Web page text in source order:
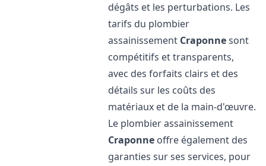
dégâts et les perturbations. Les
tarifs du plombier
assainissement Craponnesont
compétitifs et transparents,
avec des forfaits clairs et des
détails sur les coûts des
matériaux et de la main-d'œuvre.
Le plombier assainissement
Craponne offre également des
garanties sur ses services, pour